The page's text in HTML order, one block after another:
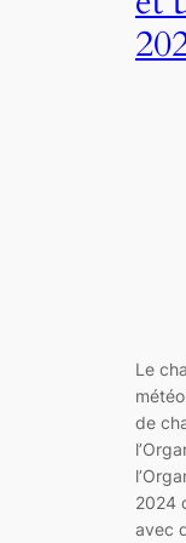
Le
de
2024
avec